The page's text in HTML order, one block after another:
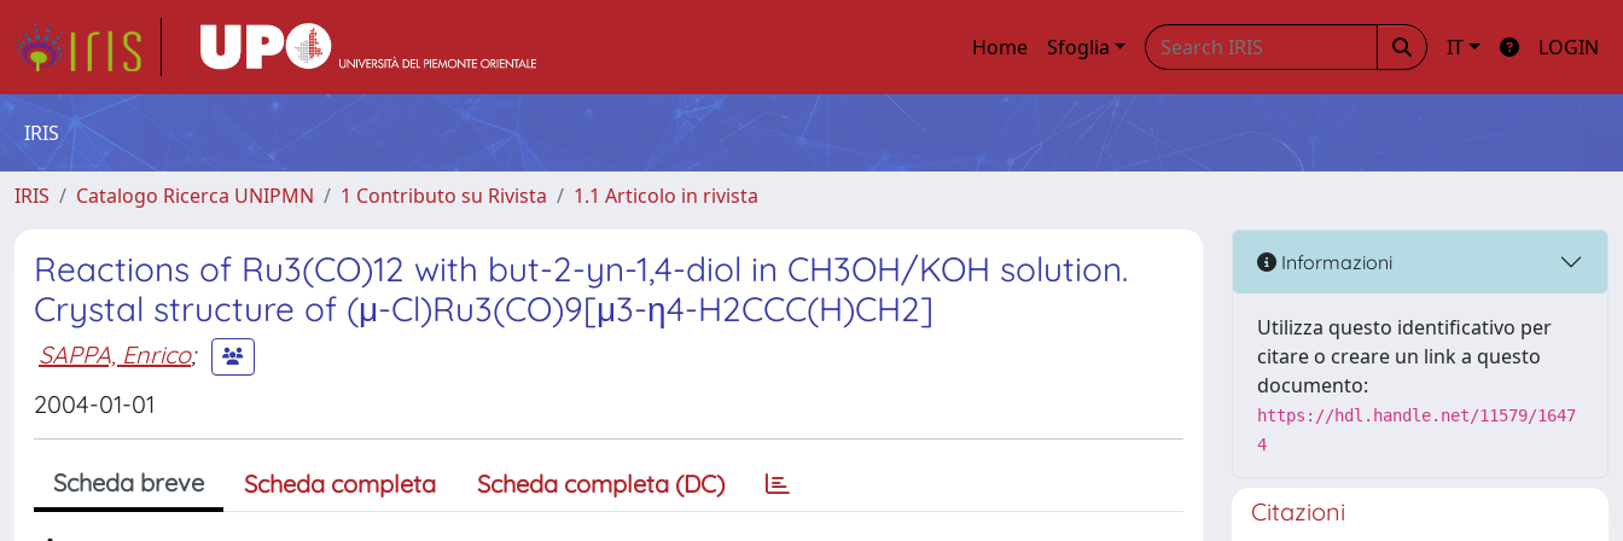
Home Sfoglia IT LOGIN
IRIS
IRIS Catalogo Ricerca UNIPMN 1 Contributo su Rivista 1.1 Articolo in rivista
Reactions of Ru3(CO)12 with but-2-yn-1,4-diol in CH3OH/KOH solution.
Crystal structure of (μ-Cl)Ru3(CO)9[μ3-η4-H2CCC(H)CH2]
SAPPA, Enrico;
2004-01-01
Scheda breve Scheda completa Scheda completa (DC)
Informazioni
Utilizza questo identificativo per
citare o creare un link a questo
documento:
https://hdl.handle.net/11579/1647
4
Citazioni